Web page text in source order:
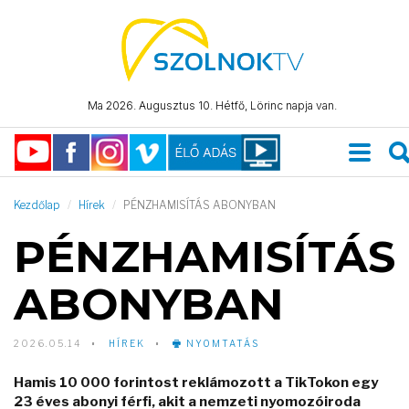
Ma 2026. Augusztus 10. Hétfő, Lörinc napja van.
Kezdőlap Hírek PÉNZHAMISÍTÁS ABONYBAN
PÉNZHAMISÍTÁS
ABONYBAN
2026.05.14 HÍREK NYOMTATÁS
Hamis 10 000 forintost reklámozott a TikTokon egy
23 éves abonyi férfi, akit a nemzeti nyomozóiroda